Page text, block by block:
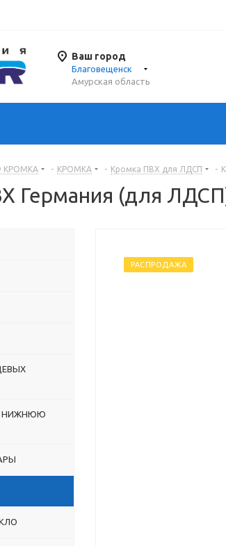
Ваш город
Благовещенск
Амурская область
КРОМКА - КРОМКА - Кромка ПВХ для ЛДСП -
Германия (для
РАСПРОДАЖА
НИЖНЮЮ